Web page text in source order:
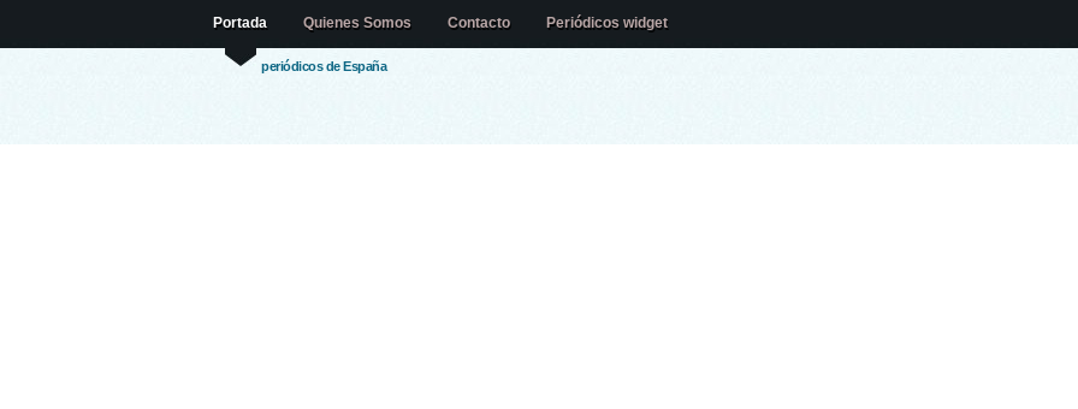
periódicos de España
Portada Quienes Somos Contacto Periódicos widget